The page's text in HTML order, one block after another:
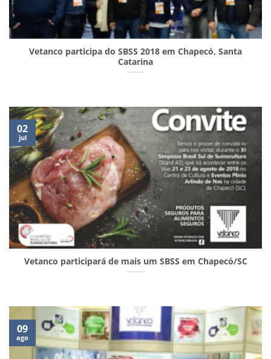
Vetanco participa do SBSS 2018 em Chapecó, Santa
Catarina
Vetanco participará de mais um SBSS em Chapecó/SC
02
jul
09
ago